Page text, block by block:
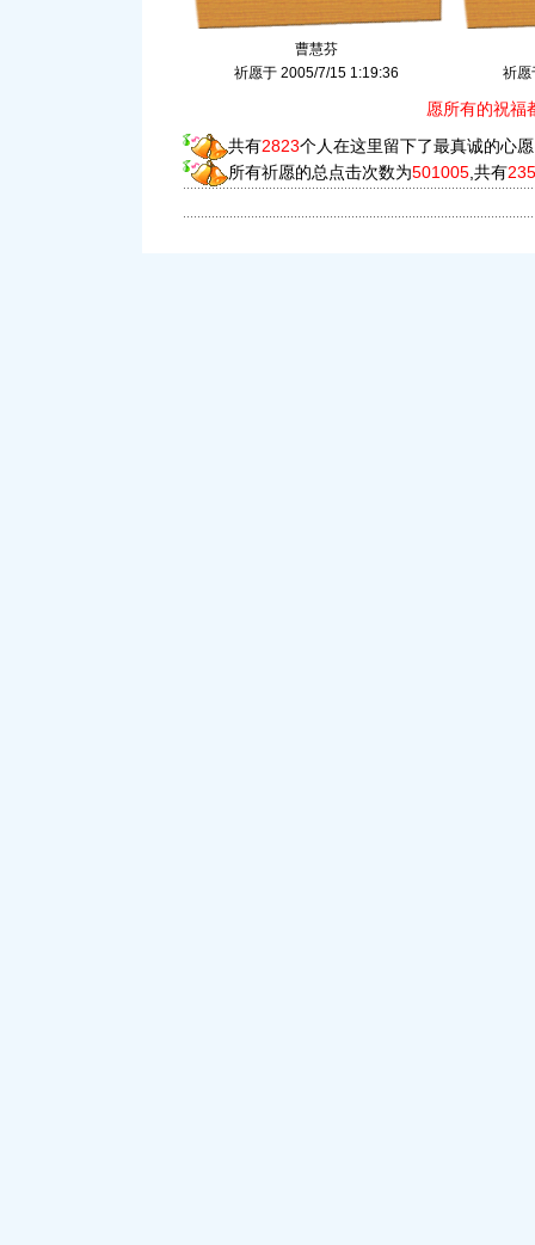
曹慧芬
祈愿于 2005/7/15 1:19:36
祈愿
愿所有的祝福
共有2823个人在这里留下了最真诚的心愿
所有祈愿的总点击次数为501005,共有235